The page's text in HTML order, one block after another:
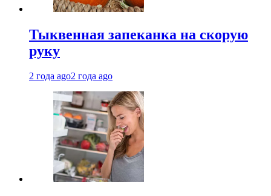
Тыквенная запеканка на скорую
руку
2 года ago2 года ago